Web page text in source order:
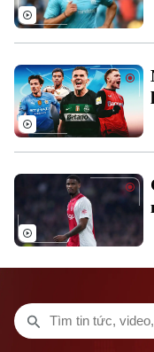
Liên hệ đường dây nóng
Tòa soạn
0865.116.699 (hotline)